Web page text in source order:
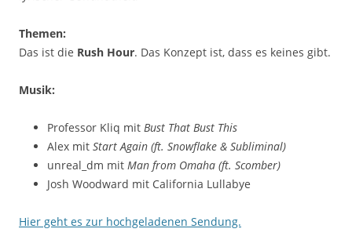
Themen:
Das ist die Rush Hour. Das Konzept ist, dass es keines gibt.
Musik:
Professor Kliq mit Bust That Bust This
Alex mit Start Again (ft. Snowflake & Subliminal)
unreal_dm mit Man from Omaha (ft. Scomber)
Josh Woodward mit California Lullabye
Hier geht es zur hochgeladenen Sendung.